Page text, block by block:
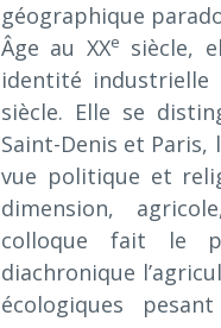
géographique
Âge au XXe
siècle,
identité
siècle. Elle se
Saint-Denis et Paris,
vue politique et
dimension,
colloque fait le
diachronique
écologiques